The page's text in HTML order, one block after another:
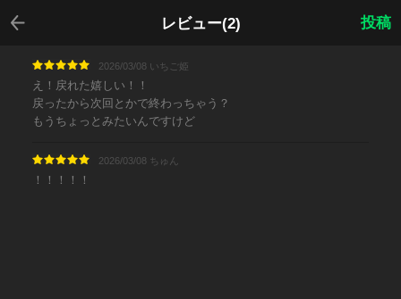
レビュー(2)
戻る
投稿
2026/03/08 いちご姫
え！戻れた嬉しい！！
戻ったから次回とかで終わっちゃう？
もうちょっとみたいんですけど
2026/03/08 ちゅん
！！！！！